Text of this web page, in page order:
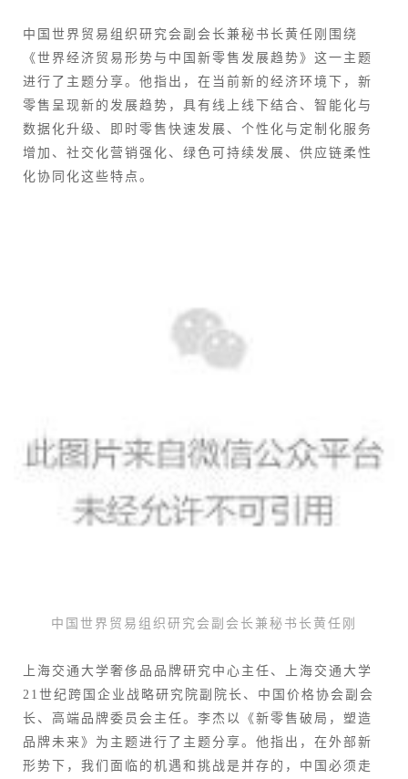
中国世界贸易组织研究会副会长兼秘书长黄任刚围绕
《世界经济贸易形势与中国新零售发展趋势》这一主题
进行了主题分享。他指出，在当前新的经济环境下，新
零售呈现新的发展趋势，具有线上线下结合、智能化与
数据化升级、即时零售快速发展、个性化与定制化服务
增加、社交化营销强化、绿色可持续发展、供应链柔性
化协同化这些特点。
中国世界贸易组织研究会副会长兼秘书长黄任刚
上海交通大学奢侈品品牌研究中心主任、上海交通大学
21世纪跨国企业战略研究院副院长、中国价格协会副会
长、高端品牌委员会主任。李杰以《新零售破局，塑造
品牌未来》为主题进行了主题分享。他指出，在外部新
形势下，我们面临的机遇和挑战是并存的，中国必须走